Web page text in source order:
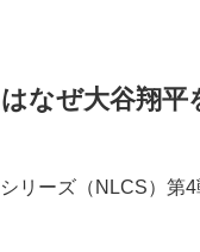
なぜ大谷翔平
リーズ（NLCS）第